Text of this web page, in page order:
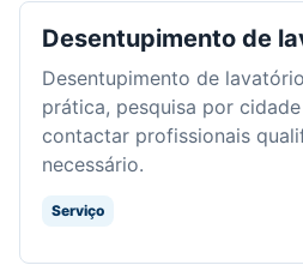
Desentupimento de
Desentupimento de
prática, pesquisa por
contactar profissionais
necessário.
Serviço